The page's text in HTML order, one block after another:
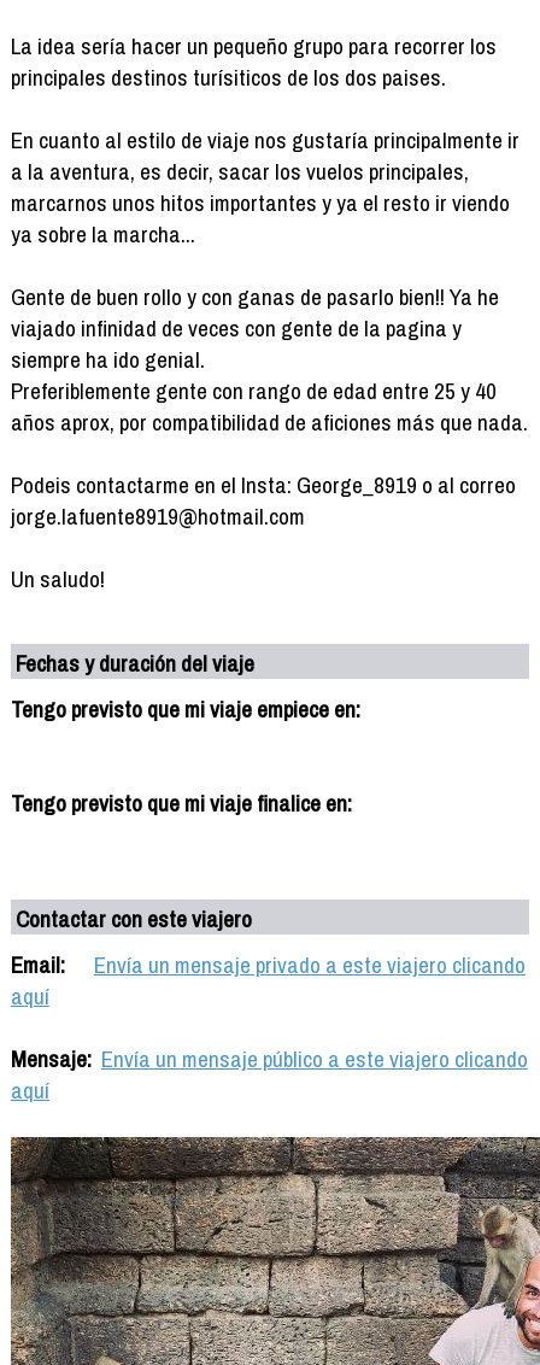
La idea sería hacer un pequeño grupo para recorrer los
principales destinos turísiticos de los dos paises.
En cuanto al estilo de viaje nos gustaría principalmente ir
a la aventura, es decir, sacar los vuelos principales,
marcarnos unos hitos importantes y ya el resto ir viendo
ya sobre la marcha...
Gente de buen rollo y con ganas de pasarlo bien!! Ya he
viajado infinidad de veces con gente de la pagina y
siempre ha ido genial.
Preferiblemente gente con rango de edad entre 25 y 40
años aprox, por compatibilidad de aficiones más que nada.
Podeis contactarme en el Insta: George_8919 o al correo
jorge.lafuente8919@hotmail.com
Un saludo!
Fechas y duración del viaje
Tengo previsto que mi viaje empiece en:
Tengo previsto que mi viaje finalice en:
Contactar con este viajero
Email:
Envía un mensaje privado a este viajero clicando
aquí
Mensaje: Envía un mensaje público a este viajero clicando
aquí